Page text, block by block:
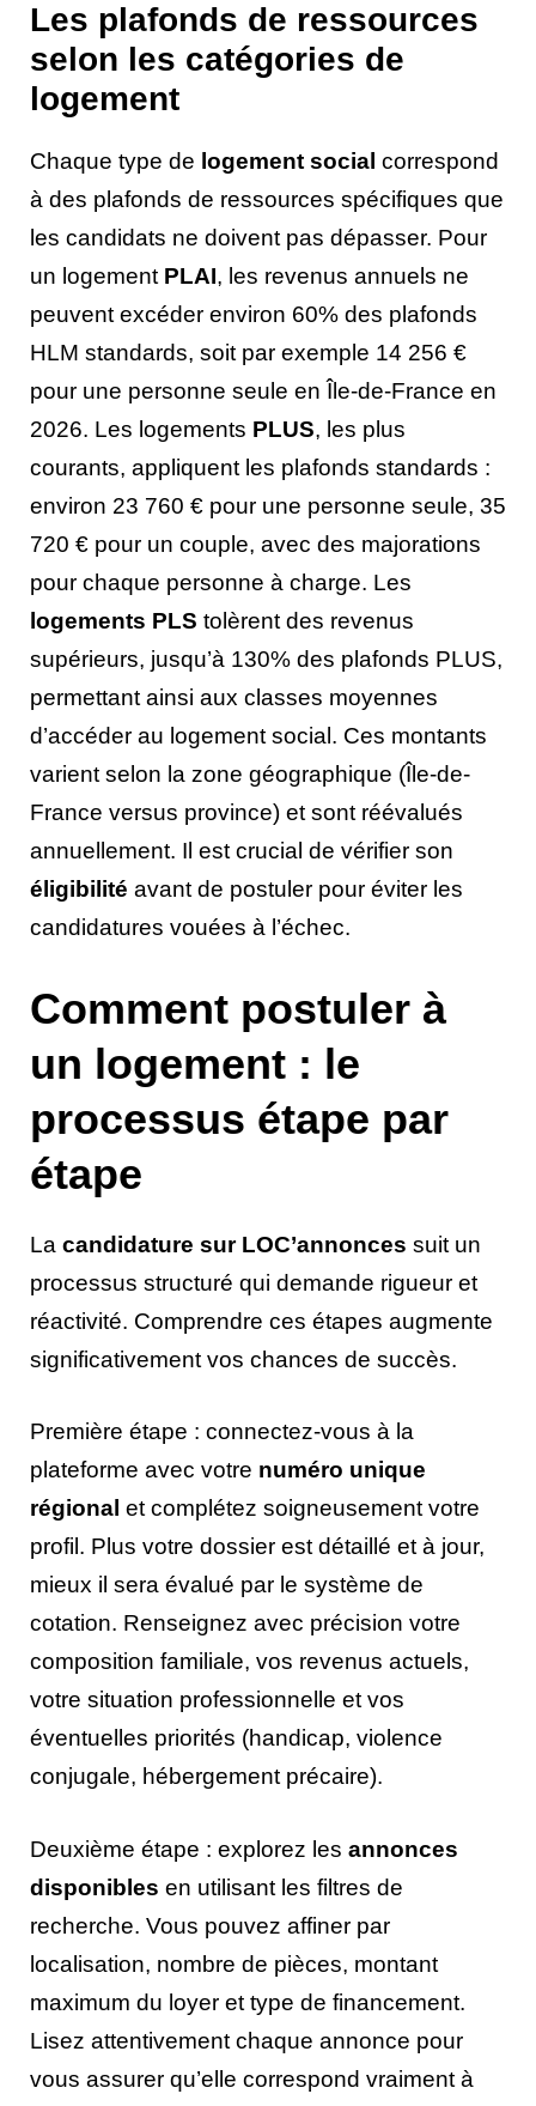
Les plafonds de ressources
selon les catégories de
logement
Chaque type de logement social correspond
à des plafonds de ressources spécifiques que
les candidats ne doivent pas dépasser. Pour
un logement PLAI, les revenus annuels ne
peuvent excéder environ 60% des plafonds
HLM standards, soit par exemple 14 256 €
pour une personne seule en Île-de-France en
2026. Les logements PLUS, les plus
courants, appliquent les plafonds standards :
environ 23 760 € pour une personne seule, 35
720 € pour un couple, avec des majorations
pour chaque personne à charge. Les
logements PLS tolèrent des revenus
supérieurs, jusqu’à 130% des plafonds PLUS,
permettant ainsi aux classes moyennes
d’accéder au logement social. Ces montants
varient selon la zone géographique (Île-de-
France versus province) et sont réévalués
annuellement. Il est crucial de vérifier son
éligibilité avant de postuler pour éviter les
candidatures vouées à l’échec.
Comment postuler à
un logement : le
processus étape par
étape
La candidature sur LOC’annonces suit un
processus structuré qui demande rigueur et
réactivité. Comprendre ces étapes augmente
significativement vos chances de succès.
Première étape : connectez-vous à la
plateforme avec votre numéro unique
régional et complétez soigneusement votre
profil. Plus votre dossier est détaillé et à jour,
mieux il sera évalué par le système de
cotation. Renseignez avec précision votre
composition familiale, vos revenus actuels,
votre situation professionnelle et vos
éventuelles priorités (handicap, violence
conjugale, hébergement précaire).
Deuxième étape : explorez les annonces
disponibles en utilisant les filtres de
recherche. Vous pouvez affiner par
localisation, nombre de pièces, montant
maximum du loyer et type de financement.
Lisez attentivement chaque annonce pour
vous assurer qu’elle correspond vraiment à